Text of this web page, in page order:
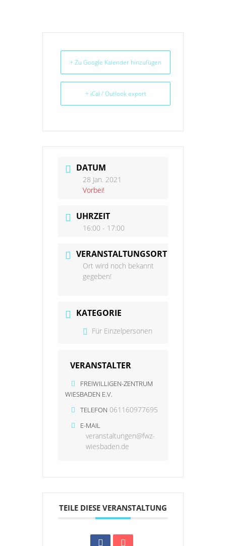
+ Zu Google Kalender hinzufügen
+ iCal / Outlook export
DATUM
28 Jan. 2021
Vorbei!
UHRZEIT
16:00 - 17:00
VERANSTALTUNGSORT
Ort wird noch bekannt
gegeben!
KATEGORIE
Für Einzelpersonen
VERANSTALTER
FREIWILLIGEN-ZENTRUM
WIESBADEN E.V.
TELEFON 061160977695
E-MAIL
veranstaltungen@fwz-
wiesbaden.de
TEILE DIESE VERANSTALTUNG